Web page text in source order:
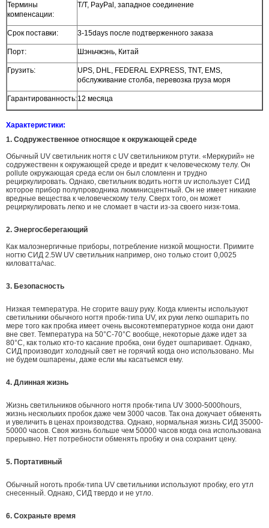
Термины
компенсации:
T/T, PayPal, западное соединение
Срок поставки: 3-15days после подтверженного заказа
Порт: Шэньчжэнь, Китай
Грузить:
UPS, DHL, FEDERAL EXPRESS, TNT, EMS,
обслуживание столба, перевозка груза моря
Гарантированность:12 месяца
Характеристики:
1. Содружественное относящое к окружающей среде
Обычный UV светильник ногтя с UV светильником ртути. «Меркурий» не
содружественн к окружающей среде и вредит к человеческому телу. Он
pollute окружающая среда если он был сломленн и трудно
рециркулировать. Однако, светильник водить ногтя uv использует СИД
которое прибор полупроводника люминисцентный. Он не имеет никакие
вредные вещества к человеческому телу. Сверх того, он может
рециркулировать легко и не сломает в части из-за своего низк-тома.
2. Энергосберегающий
Как малоэнергичные приборы, потребление низкой мощности. Примите
ногтю СИД 2.5W UV светильник например, оно только стоит 0,0025
киловатта/час.
3. Безопасность
Низкая температура. Не сгорите вашу руку. Когда клиенты используют
светильники обычного ногтя пробк-типа UV, их руки легко ошпарить по
мере того как пробка имеет очень высокотемпературное когда они дают
вне свет. Температура на 50°C-70°C вообще, некоторые даже идет за
80°C, как только кто-то касание пробка, они будет ошпаривает. Однако,
СИД производит холодный свет не горячий когда оно использовано. Мы
не будем ошпарены, даже если мы касатьемся ему.
4. Длинная жизнь
Жизнь светильников обычного ногтя пробк-типа UV 3000-5000hours,
жизнь нескольких пробок даже чем 3000 часов. Так она докучает обменять
и увеличить в ценах производства. Однако, нормальная жизнь СИД 35000-
50000 часов. Своя жизнь больше чем 50000 часов когда она использована
прерывно. Нет потребности обменять пробку и она сохранит цену.
5. Портативный
Обычный ноготь пробк-типа UV светильники используют пробку, его утл
снесенный. Однако, СИД твердо и не утло.
6. Сохраньте время